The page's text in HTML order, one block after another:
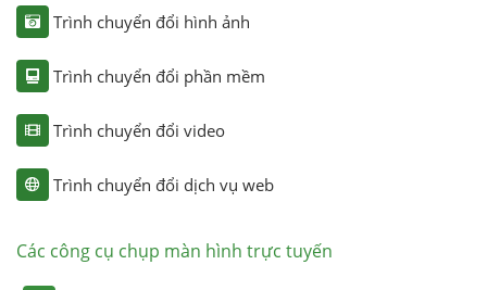
Trình chuyển đổi hình ảnh
Trình chuyển đổi phần mềm
Trình chuyển đổi video
Trình chuyển đổi dịch vụ web
Các công cụ chụp màn hình trực tuyến